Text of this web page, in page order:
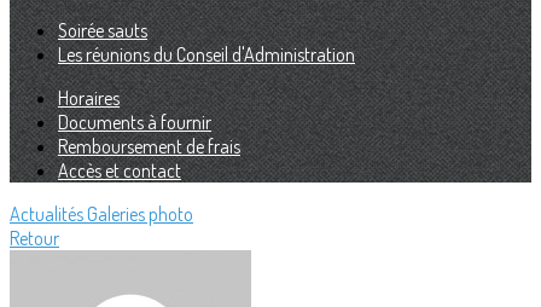
Soirée sauts
Les réunions du Conseil d'Administration
Horaires
Documents à fournir
Remboursement de frais
Accès et contact
Actualités Galeries photo
Retour